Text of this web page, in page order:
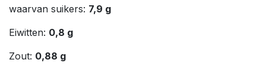
waarvan suikers: 7,9 g
Eiwitten: 0,8 g
Zout: 0,88 g